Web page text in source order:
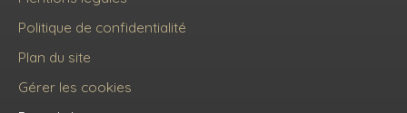
Politique de confidentialité
Plan du site
Gérer les cookies